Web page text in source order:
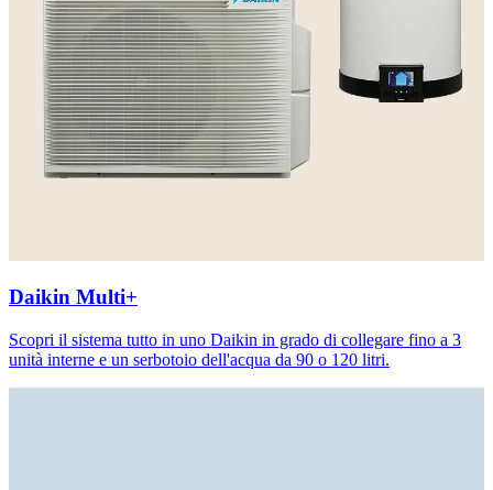
Daikin Multi+
Scopri il sistema tutto in uno Daikin in grado di collegare fino a 3
unità interne e un serbotoio dell'acqua da 90 o 120 litri.